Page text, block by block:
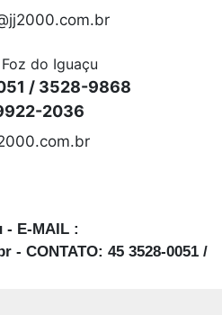
LUCIA
RICA
do Iguaçu
/ 3528-9868
2036
- E-MAIL :
- CONTATO: 45 3528-0051 /